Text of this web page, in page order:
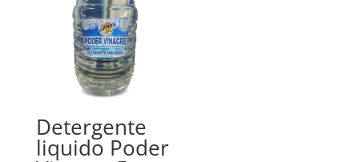
Detergente
liquido Poder